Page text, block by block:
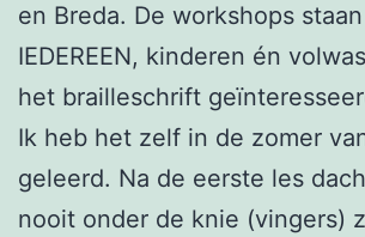
en Breda. De workshops
IEDEREEN, kinderen én
het brailleschrift
Ik heb het zelf in de zomer
geleerd. Na de eerste les
nooit onder de knie (vingers)